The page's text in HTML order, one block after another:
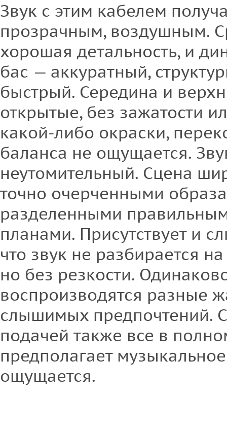
Звук с этим кабелем
прозрачным, воздушным.
хорошая детальность, и
бас — аккуратный,
быстрый. Середина и
открытые, без зажатости
какой-либо окраски,
баланса не ощущается.
неутомительный. Сцена
точно очерченными
разделенными
планами. Присутствует и
что звук не разбирается
но без резкости.
воспроизводятся разные
слышимых предпочтений.
подачей также все в
предполагает
ощущается.